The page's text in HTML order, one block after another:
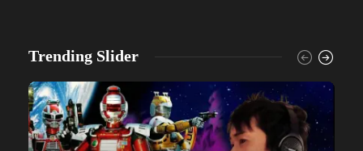
Trending Slider